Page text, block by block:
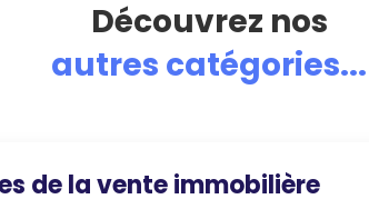
Découvrez nos
autres catégories...
de la vente immobilière